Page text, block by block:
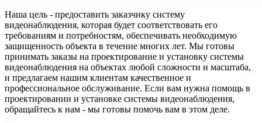
Наша цель - предоставить заказчику систему
видеонаблюдения, которая будет соответствовать его
требованиям и потребностям, обеспечивать необходимую
защищенность объекта в течение многих лет. Мы готовы
принимать заказы на проектирование и установку системы
видеонаблюдения на объектах любой сложности и масштаба,
и предлагаем нашим клиентам качественное и
профессиональное обслуживание. Если вам нужна помощь в
проектировании и установке системы видеонаблюдения,
обращайтесь к нам - мы готовы помочь вам в этом деле.